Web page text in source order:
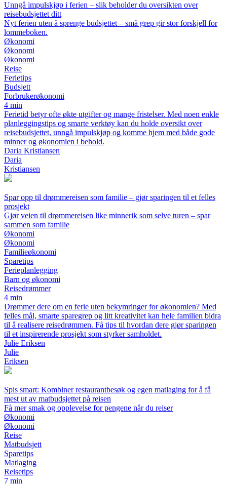
Unngå impulskjøp i ferien – slik beholder du oversikten over
reisebudsjettet ditt
Nyt ferien uten å sprenge budsjettet – små grep gir stor forskjell for
lommeboken.
Økonomi
Økonomi
Økonomi
Reise
Ferietips
Budsjett
Forbrukerøkonomi
4 min
Ferietid betyr ofte økte utgifter og mange fristelser. Med noen enkle
planleggingstips og smarte verktøy kan du holde oversikt over
reisebudsjettet, unngå impulskjøp og komme hjem med både gode
minner og økonomien i behold.
Daria Kristiansen
Daria
Kristiansen
Spar opp til drømmereisen som familie – gjør sparingen til et felles
prosjekt
Gjør veien til drømmereisen like minnerik som selve turen – spar
sammen som familie
Økonomi
Økonomi
Familieøkonomi
Sparetips
Ferieplanlegging
Barn og økonomi
Reisedrømmer
4 min
Drømmer dere om en ferie uten bekymringer for økonomien? Med
felles mål, smarte sparegrep og litt kreativitet kan hele familien bidra
til å realisere reisedrømmen. Få tips til hvordan dere gjør sparingen
til et inspirerende prosjekt som styrker samholdet.
Julie Eriksen
Julie
Eriksen
Spis smart: Kombiner restaurantbesøk og egen matlaging for å få
mest ut av matbudsjettet på reisen
Få mer smak og opplevelse for pengene når du reiser
Økonomi
Økonomi
Reise
Matbudsjett
Sparetips
Matlaging
Reisetips
7 min